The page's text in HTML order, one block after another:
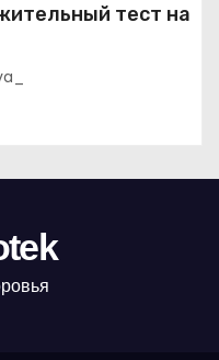
тест на